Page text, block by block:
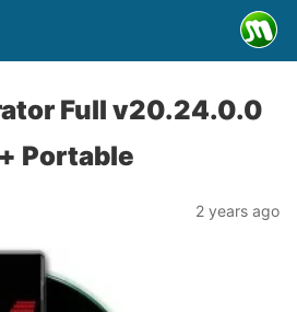
Full v20.24.0.0
Portable
2 years ago